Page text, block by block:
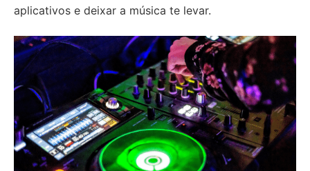
aplicativos e deixar a música te levar.